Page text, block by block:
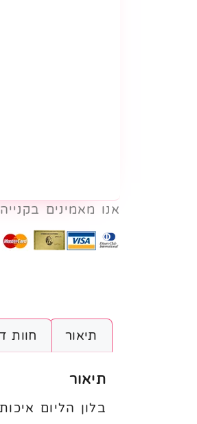
אנו מאמינים
תיאור חוות
תיאור
בלון הליום איכותי